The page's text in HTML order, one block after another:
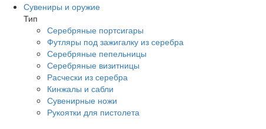
Сувениры и оружие
Тип
Серебряные портсигары
Футляры под зажигалку из серебра
Серебряные пепельницы
Серебряные визитницы
Расчески из серебра
Кинжалы и сабли
Сувенирные ножи
Рукоятки для пистолета